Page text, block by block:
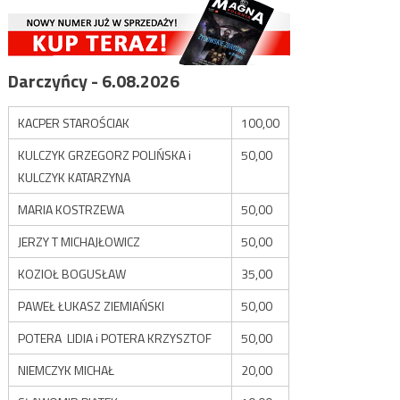
Darczyńcy - 6.08.2026
KACPER STAROŚCIAK
100,00
KULCZYK GRZEGORZ POLIŃSKA i
KULCZYK KATARZYNA
50,00
MARIA KOSTRZEWA
50,00
JERZY T MICHAJŁOWICZ
50,00
KOZIOŁ BOGUSŁAW
35,00
PAWEŁ ŁUKASZ ZIEMIAŃSKI
50,00
POTERA LIDIA i POTERA KRZYSZTOF
50,00
NIEMCZYK MICHAŁ
20,00